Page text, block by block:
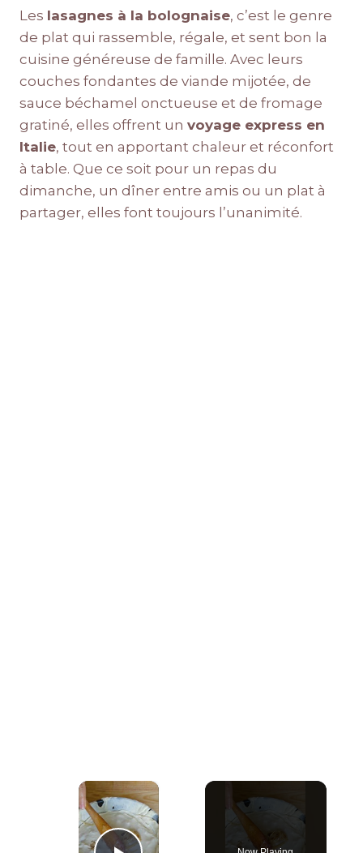
Les lasagnes à la bolognaise, c’est le genre
de plat qui rassemble, régale, et sent bon la
cuisine généreuse de famille. Avec leurs
couches fondantes de viande mijotée, de
sauce béchamel onctueuse et de fromage
gratiné, elles offrent un voyage express en
Italie, tout en apportant chaleur et réconfort
à table. Que ce soit pour un repas du
dimanche, un dîner entre amis ou un plat à
partager, elles font toujours l’unanimité.
×